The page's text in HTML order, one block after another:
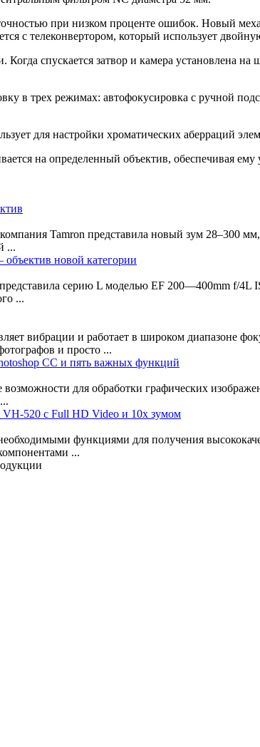
при низком проценте ошибок. Новый
с телеконвертором, который использует
спускается затвор и камера установлена
в трех режимах: автофокусировка с ручной
для настройки хроматических аберраций
на определенный объектив, обеспечивая
Tamron представила новый зум 28–300
...
новой категории
серию L моделью EF 200—400mm f/
...
вибрации и работает в широком диапазоне
и просто ...
CC и пять важных функций
для обработки графических
520 с Full HD Video и 10х зумом
функциями для получения
...